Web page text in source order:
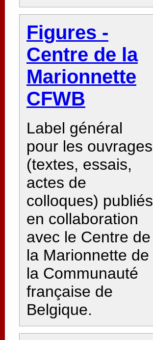
Figures -
Centre de la
Marionnette
CFWB
Label général
pour les ouvrages
(textes, essais,
actes de
colloques) publiés
en collaboration
avec le Centre de
la Marionnette de
la Communauté
française de
Belgique.